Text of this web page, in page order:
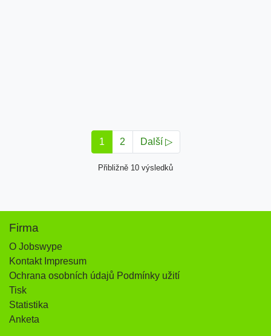
1 2 Další ▷
Přibližně 10 výsledků
Firma
O Jobswype
Kontakt Impresum
Ochrana osobních údajů Podmínky užití
Tisk
Statistika
Anketa